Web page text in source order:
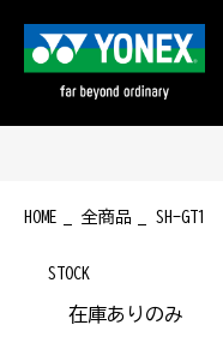
HOME 全商品 SH-GT1
STOCK
在庫ありのみ